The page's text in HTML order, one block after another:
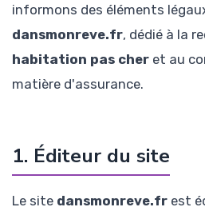
informons des éléments
dansmonreve.fr, dédié à la
habitation pas cher et au
matière d'assurance.
1. Éditeur du site
Le site dansmonreve.fr est